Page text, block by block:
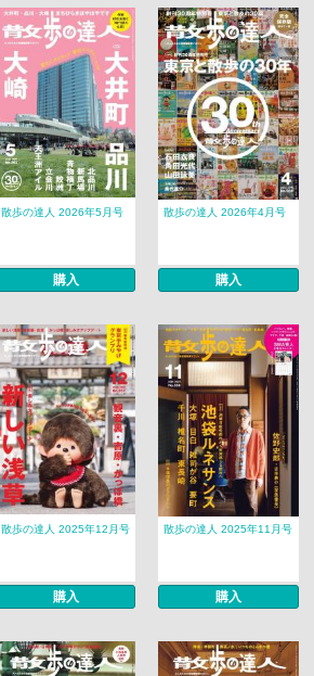
散歩の達人 2026年5月号
購入
散歩の達人 2026年4月号
購入
散歩の達人 2025年12月号
購入
散歩の達人 2025年11月号
購入